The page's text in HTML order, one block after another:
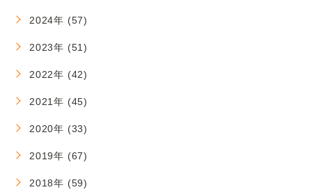
2024年 (57)
2023年 (51)
2022年 (42)
2021年 (45)
2020年 (33)
2019年 (67)
2018年 (59)